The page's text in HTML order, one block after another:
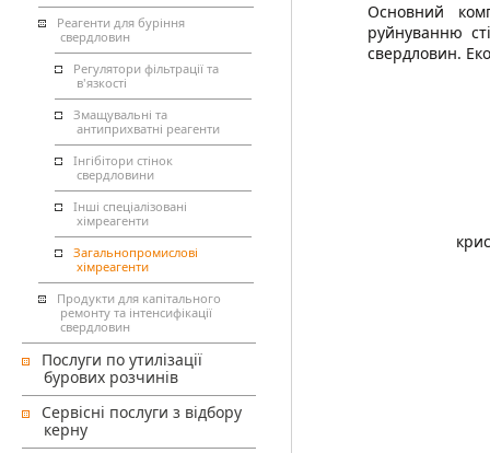
Реагенти для буріння
свердловин
Регулятори фільтрації та
в'язкості
Змащувальні та
антиприхватні реагенти
Інгібітори стінок
свердловини
Інші спеціалізовані
хімреагенти
Загальнопромислові
хімреагенти
Продукти для капітального
ремонту та інтенсифікації
свердловин
Послуги по утилізації
бурових розчинів
Сервісні послуги з відбору
керну
Основний
руйнуванню
свердловин.